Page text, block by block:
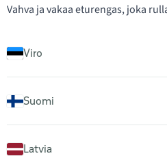
Vahva ja vakaa eturengas, joka
Viro
Suomi
Latvia